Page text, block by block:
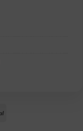
PayPal